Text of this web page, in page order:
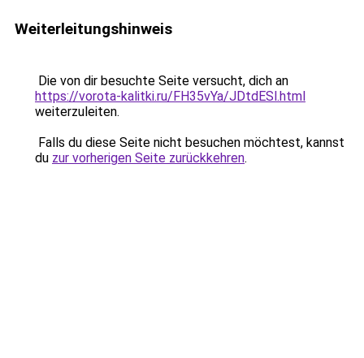
Weiterleitungshinweis
Die von dir besuchte Seite versucht, dich an
https://vorota-kalitki.ru/FH35vYa/JDtdESl.html
weiterzuleiten.
Falls du diese Seite nicht besuchen möchtest, kannst
du zur vorherigen Seite zurückkehren.